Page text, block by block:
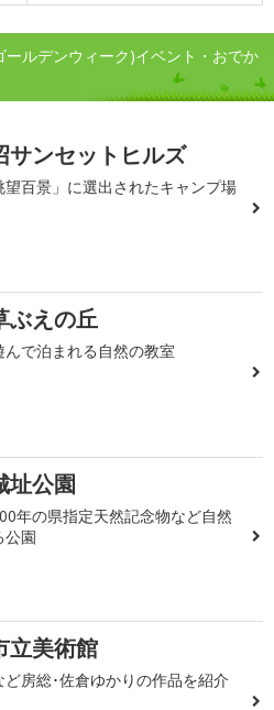
ルデンウィーク)イベント・おでか
サンセットヒルズ
望百景」に選出されたキャンプ場
ぶえの丘
んで泊まれる自然の教室
址公園
年の県指定天然記念物など自然
公園
立美術館
ど房総･佐倉ゆかりの作品を紹介